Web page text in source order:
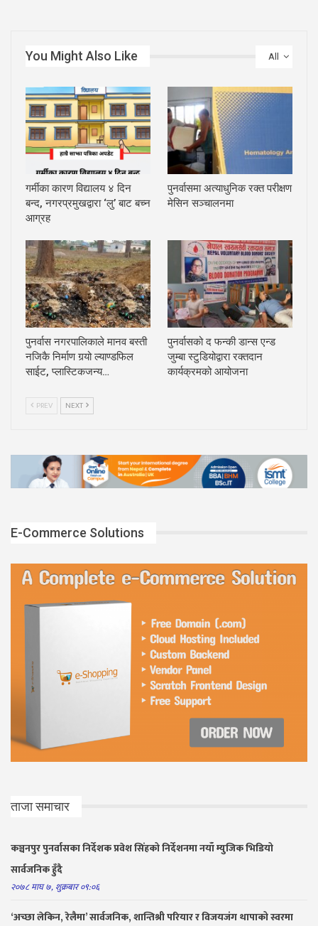
All
You Might Also Like
गर्मीका कारण विद्यालय ४ दिन
बन्द, नगरप्रमुखद्वारा ‘लु’ बाट बच्न
आग्रह
पुनर्वासमा अत्याधुनिक रक्त परीक्षण
मेसिन सञ्चालनमा
पुनर्वास नगरपालिकाले मानव बस्ती
नजिकै निर्माण गर्‍यो ल्याण्डफिल
साईट, प्लास्टिकजन्य…
पुनर्वासको द फन्की डान्स एन्ड
जुम्बा स्टुडियोद्वारा रक्तदान
कार्यक्रमको आयोजना
PREV NEXT
E-Commerce Solutions
ताजा समाचार
कञ्चनपुर पुनर्वासका निर्देशक प्रवेश सिंहको निर्देशनमा नयाँ म्युजिक भिडियो
सार्वजनिक हुँदै
२०७८ माघ ७, शुक्रबार ०९:०६
‘अच्छा लेकिन, रेलैमा’ सार्वजनिक, शान्तिश्री परियार र विजयजंग थापाको स्वरमा